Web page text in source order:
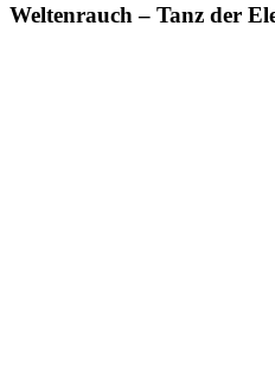
Weltenrauch – Tanz der